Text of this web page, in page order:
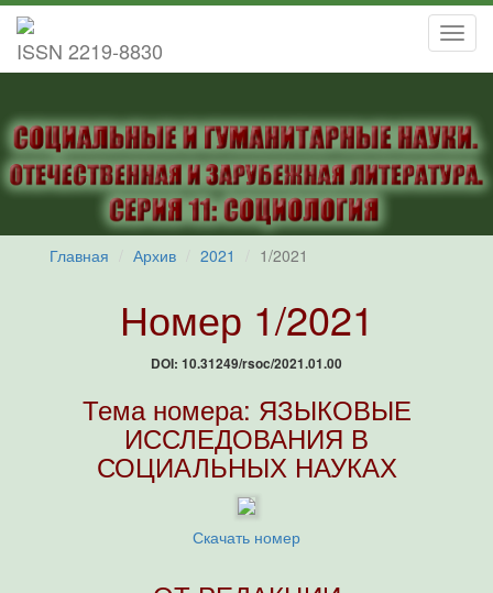
ISSN 2219-8830
Главная Архив 2021 1/2021
Номер 1/2021
DOI: 10.31249/rsoc/2021.01.00
Тема номера: ЯЗЫКОВЫЕ
ИССЛЕДОВАНИЯ В
СОЦИАЛЬНЫХ НАУКАХ
Скачать номер